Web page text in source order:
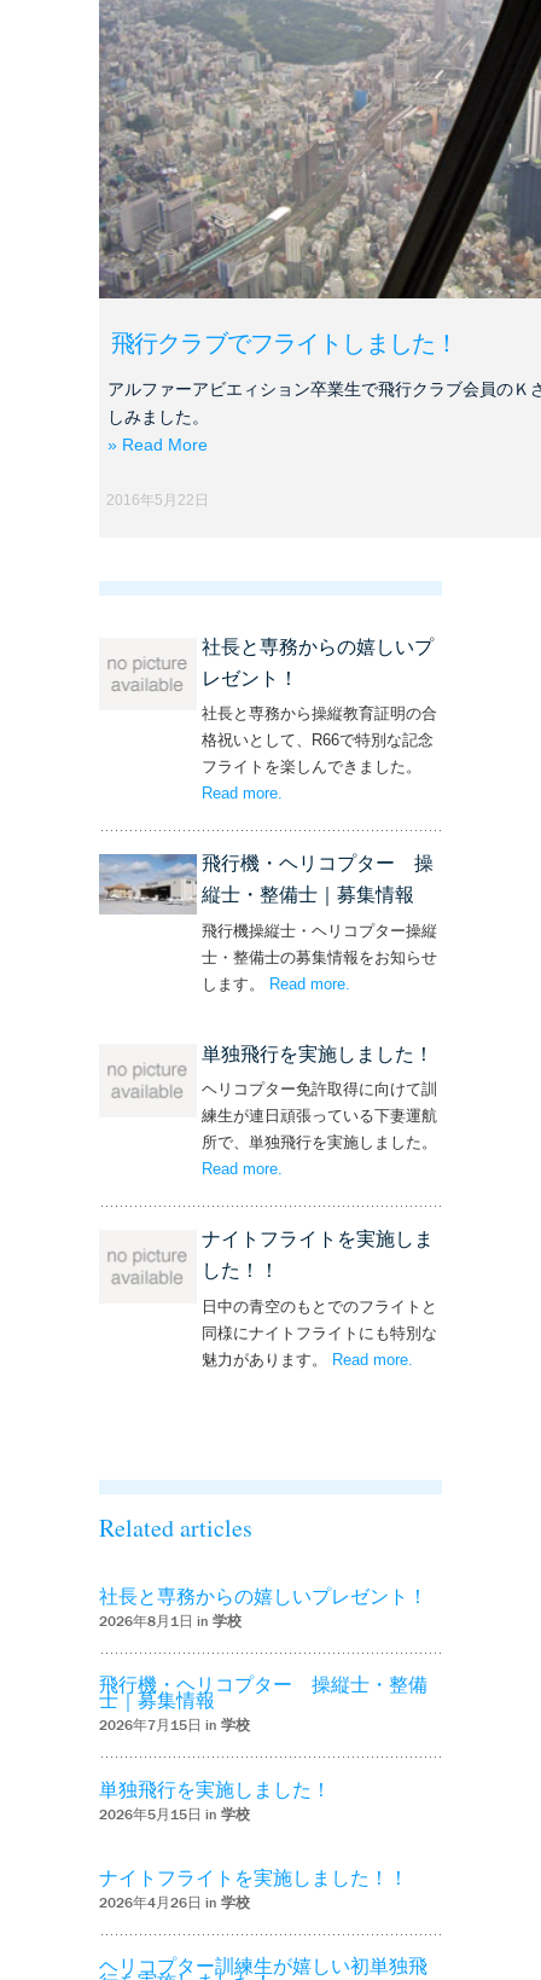
飛行クラブでフライトしました！
アルファーアビエィション卒業生で飛行クラブ会員のＫ
しみました。
» Read More
2016年5月22日
社長と専務からの嬉しいプ
レゼント！
社長と専務から操縦教育証明の合
格祝いとして、R66で特別な記念
フライトを楽しんできました。
Read more– ‘社長と専務からの嬉しいプレゼン
.
飛行機・ヘリコプター 操
縦士・整備士｜募集情報
飛行機操縦士・ヘリコプター操縦
士・整備士の募集情報をお知らせ
します。
Read more
単独飛行を実施しました！
ヘリコプター免許取得に向けて訓
練生が連日頑張っている下妻運航
所で、単独飛行を実施しました。
Read more– ‘単独飛行を実施しました！’
.
ナイトフライトを実施しま
した！！
日中の青空のもとでのフライトと
同様にナイトフライトにも特別な
魅力があります。 Read more
Related articles
社長と専務からの嬉しいプレゼント！
2026年8月1日 in 学校
飛行機・ヘリコプター 操縦士・整備
士｜募集情報
2026年7月15日 in 学校
単独飛行を実施しました！
2026年5月15日 in 学校
ナイトフライトを実施しました！！
2026年4月26日 in 学校
ヘリコプター訓練生が嬉しい初単独飛